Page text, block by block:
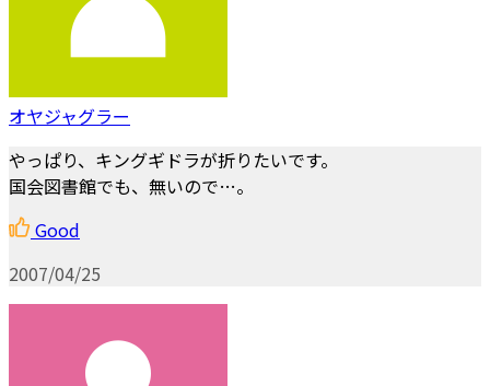
オヤジャグラー
やっぱり、キングギドラが折りたいです。
国会図書館でも、無いので…。
Good
2007/04/25